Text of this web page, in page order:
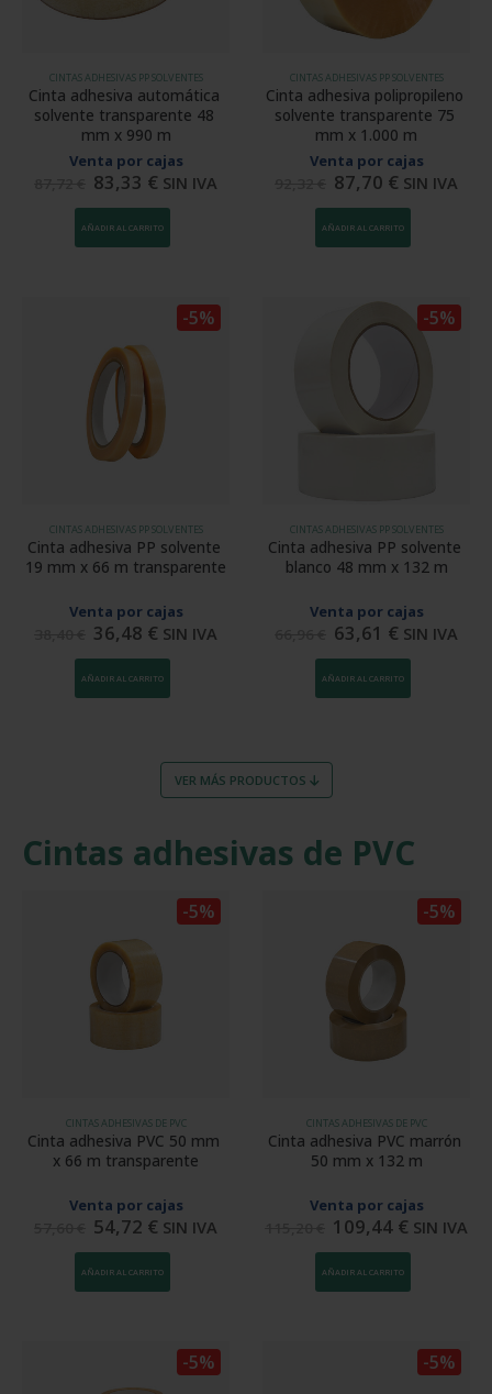
CINTAS ADHESIVAS PP SOLVENTES
Cinta adhesiva automática
solvente transparente 48
mm x 990 m
Venta por cajas
83,33 € SIN IVA
AÑADIR AL CARRITO
CINTAS ADHESIVAS PP SOLVENTES
Cinta adhesiva polipropileno
solvente transparente 75
mm x 1.000 m
Venta por cajas
87,70 € SIN IVA
AÑADIR AL CARRITO
CINTAS ADHESIVAS PP SOLVENTES
Cinta adhesiva PP solvente
19 mm x 66 m transparente
Venta por cajas
36,48 € SIN IVA
-5%
AÑADIR AL CARRITO
CINTAS ADHESIVAS PP SOLVENTES
Cinta adhesiva PP solvente
blanco 48 mm x 132 m
Venta por cajas
63,61 € SIN IVA
-5%
AÑADIR AL CARRITO
VER MÁS PRODUCTOS
Cintas adhesivas de PVC
CINTAS ADHESIVAS DE PVC
Cinta adhesiva PVC 50 mm
x 66 m transparente
Venta por cajas
54,72 € SIN IVA
-5%
AÑADIR AL CARRITO
CINTAS ADHESIVAS DE PVC
Cinta adhesiva PVC marrón
50 mm x 132 m
Venta por cajas
109,44 € SIN IVA
-5%
AÑADIR AL CARRITO
-5% -5%